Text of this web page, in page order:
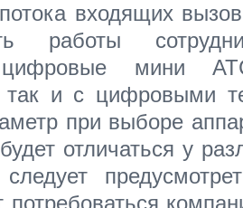
входящих
работы
цифровые мини
так и с цифровыми
при выборе
отличаться у